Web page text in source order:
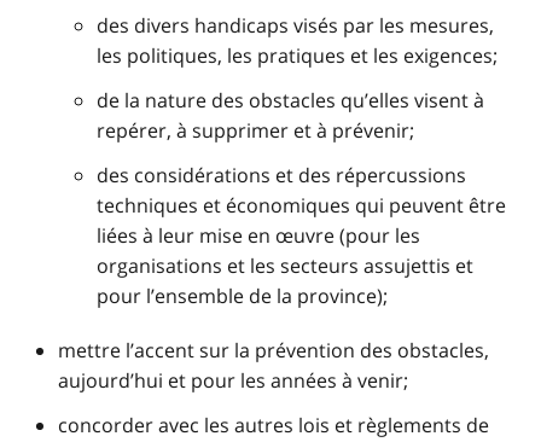
des divers handicaps visés par les mesures,
les politiques, les pratiques et les exigences;
de la nature des obstacles qu’elles visent à
repérer, à supprimer et à prévenir;
des considérations et des répercussions
techniques et économiques qui peuvent être
liées à leur mise en œuvre (pour les
organisations et les secteurs assujettis et
pour l’ensemble de la province);
mettre l’accent sur la prévention des obstacles,
aujourd’hui et pour les années à venir;
concorder avec les autres lois et règlements de